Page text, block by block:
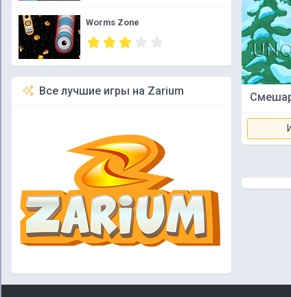
Worms Zone
Все лучшие игры на Zarium